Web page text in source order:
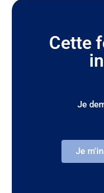
Cette
Je
Je